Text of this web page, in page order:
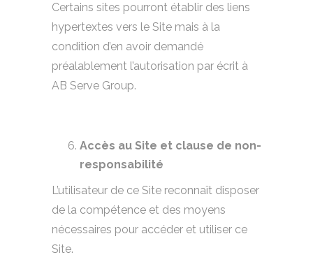
Certains sites pourront établir des liens
hypertextes vers le Site mais à la
condition d’en avoir demandé
préalablement l’autorisation par écrit à
AB Serve Group.
Accès au Site et clause de non-
responsabilité
L’utilisateur de ce Site reconnaît disposer
de la compétence et des moyens
nécessaires pour accéder et utiliser ce
Site.